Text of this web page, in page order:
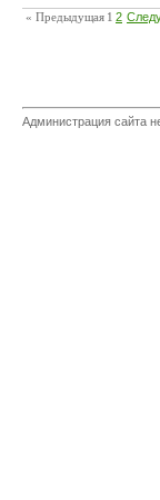
« Предыдущая 1 2
Администрация сайта